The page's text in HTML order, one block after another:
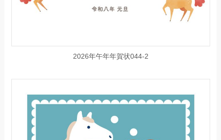
2026年午年年賀状044-2